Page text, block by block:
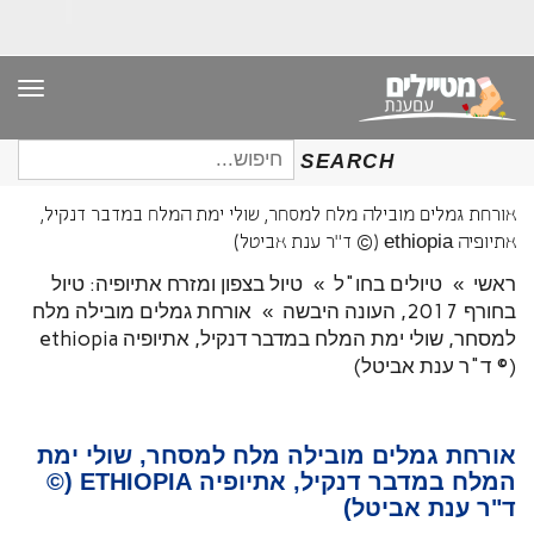
SEARCH
חיפוש
עבור:
אורחת גמלים מובילה מלח למסחר, שולי ימת המלח במדבר דנקיל,
אתיופיה ethiopia (© ד"ר ענת אביטל)
ראשי » טיולים בחו"ל » טיול בצפון ומזרח אתיופיה: טיול
בחורף 2017, העונה היבשה
» אורחת גמלים מובילה מלח
למסחר, שולי ימת המלח במדבר דנקיל, אתיופיה ethiopia
(© ד"ר ענת אביטל)
אורחת גמלים מובילה מלח למסחר, שולי ימת
המלח במדבר דנקיל, אתיופיה ETHIOPIA (©
ד"ר ענת אביטל)